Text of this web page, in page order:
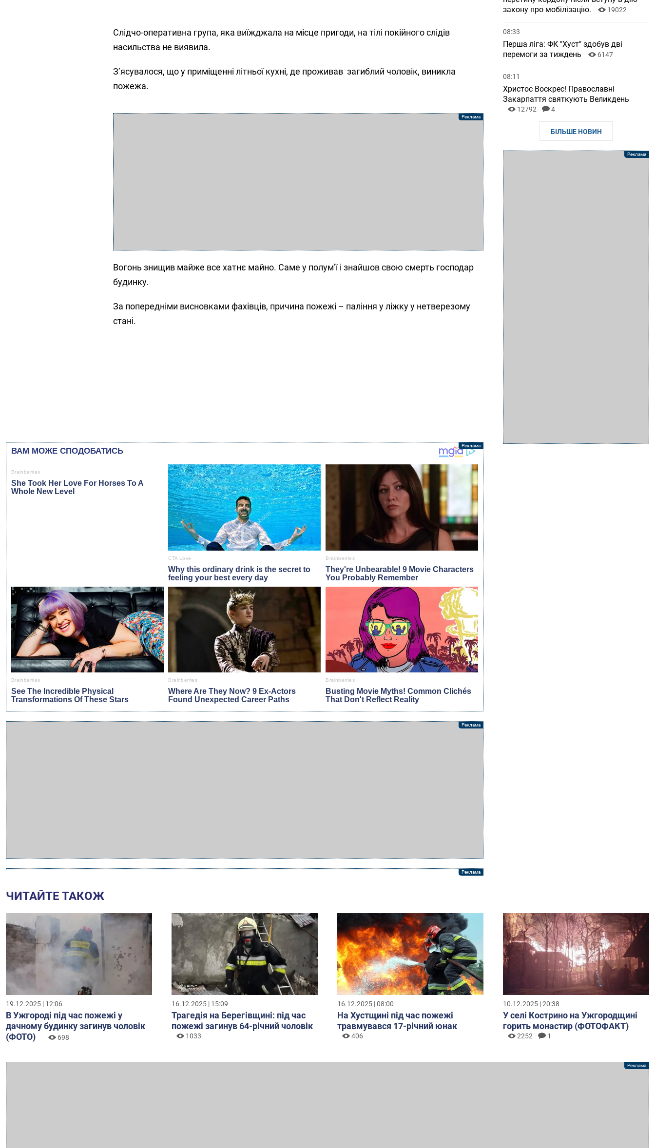
Слідчо-оперативна група, яка виїжджала на місце пригоди, на тілі покійного слідів
насильства не виявила.
З’ясувалося, що у приміщенні літньої кухні, де проживав загиблий чоловік, виникла
пожежа.
Вогонь знищив майже все хатнє майно. Саме у полум’ї і знайшов свою смерть господар
будинку.
За попередніми висновками фахівців, причина пожежі – паління у ліжку у нетверезому
стані.
закону про мобілізацію.
19022
08:33
Перша ліга: ФК "Хуст" здобув дві
перемоги за тиждень
6147
08:11
Христос Воскрес! Православні
Закарпаття святкують Великдень
12792 4
БІЛЬШЕ НОВИН
ЧИТАЙТЕ ТАКОЖ
19.12.2025 | 12:06
В Ужгороді під час пожежі у
дачному будинку загинув чоловік
(ФОТО)
698
16.12.2025 | 15:09
Трагедія на Берегівщині: під час
пожежі загинув 64-річний чоловік
1033
16.12.2025 | 08:00
На Хустщині під час пожежі
травмувався 17-річний юнак
406
10.12.2025 | 20:38
У селі Кострино на Ужгородщині
горить монастир (ФОТОФАКТ)
2252 1